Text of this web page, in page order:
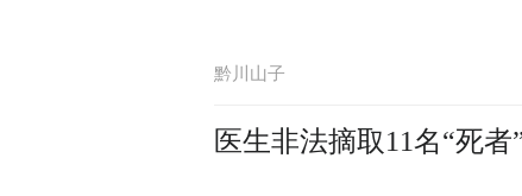
黔川山子
医生非法摘取11名“死